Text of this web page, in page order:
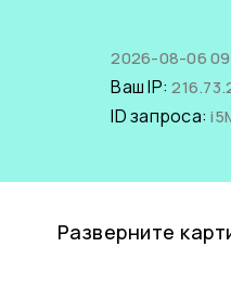
2026-08-06
Ваш IP:
ID запроса:
Разверните